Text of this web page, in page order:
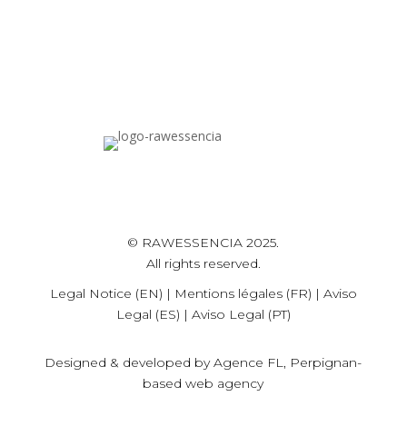
© RAWESSENCIA 2025.
All rights reserved.
Legal Notice (EN) | Mentions légales (FR) | Aviso
Legal (ES) | Aviso Legal (PT)
Designed & developed byAgence FL, Perpignan-
based web agency